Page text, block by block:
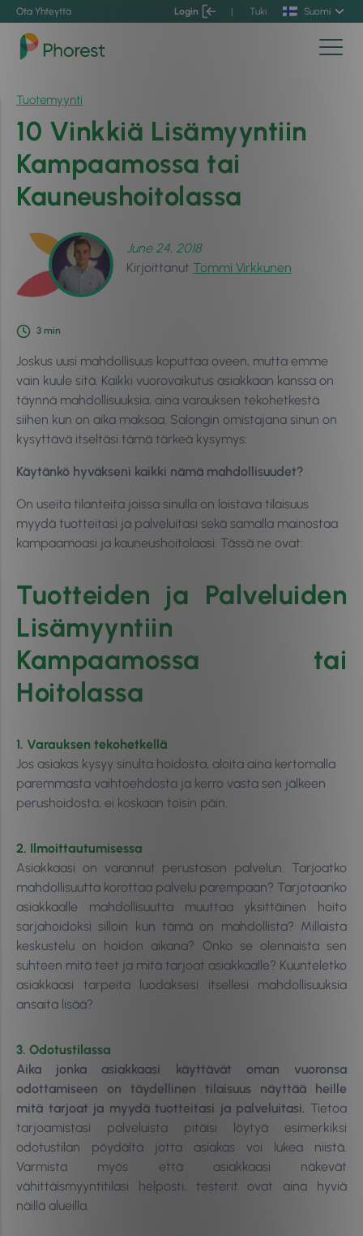
Ota Yhteyttä Login | Tuki Suomi
Tuotemyynti
10 Vinkkiä Lisämyyntiin
Kampaamossa tai
Kauneushoitolassa
June 24, 2018
Kirjoittanut Tommi Virkkunen
3 min
Joskus uusi mahdollisuus koputtaa oveen, mutta emme
vain kuule sitä. Kaikki vuorovaikutus asiakkaan kanssa on
täynnä mahdollisuuksia, aina varauksen tekohetkestä
siihen kun on aika maksaa. Salongin omistajana sinun on
kysyttävä itseltäsi tämä tärkeä kysymys:
Käytänkö hyväkseni kaikki nämä mahdollisuudet?
On useita tilanteita joissa sinulla on loistava tilaisuus
myydä tuotteitasi ja palveluitasi sekä samalla mainostaa
kampaamoasi ja kauneushoitolaasi. Tässä ne ovat:
Tuotteiden ja Palveluiden
Lisämyyntiin
Kampaamossa tai
Hoitolassa
1. Varauksen tekohetkellä
Jos asiakas kysyy sinulta hoidosta, aloita aina kertomalla
paremmasta vaihtoehdosta ja kerro vasta sen jälkeen
perushoidosta, ei koskaan toisin päin.
2. Ilmoittautumisessa
Asiakkaasi on varannut perustason palvelun. Tarjoatko
mahdollisuutta korottaa palvelu parempaan? Tarjotaanko
asiakkaalle mahdollisuutta muuttaa yksittäinen hoito
sarjahoidoksi silloin kun tämä on mahdollista? Millaista
keskustelu on hoidon aikana? Onko se olennaista sen
suhteen mitä teet ja mitä tarjoat asiakkaalle? Kuunteletko
asiakkaasi tarpeita luodaksesi itsellesi mahdollisuuksia
ansaita lisää?
3. Odotustilassa
Aika jonka asiakkaasi käyttävät oman vuoronsa
odottamiseen on täydellinen tilaisuus näyttää heille
mitä tarjoat ja myydä tuotteitasi ja palveluitasi. Tietoa
tarjoamistasi palveluista pitäisi löytyä esimerkiksi
odotustilan pöydältä jotta asiakas voi lukea niistä.
Varmista myös että asiakkaasi näkevät
vähittäismyyntitilasi helposti, testerit ovat aina hyviä
näillä alueilla.